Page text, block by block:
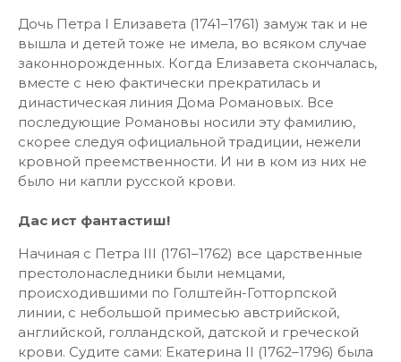
Дочь Петра I Елизавета (1741–1761) замуж так и не
вышла и детей тоже не имела, во всяком случае
законнорожденных. Когда Елизавета скончалась,
вместе с нею фактически прекратилась и
династическая линия Дома Романовых. Все
последующие Романовы носили эту фамилию,
скорее следуя официальной традиции, нежели
кровной преемственности. И ни в ком из них не
было ни капли русской крови.
Дас ист фантастиш!
Начиная с Петра III (1761–1762) все царственные
престолонаследники были немцами,
происходившими по Голштейн-Готторпской
линии, с небольшой примесью австрийской,
английской, голландской, датской и греческой
крови. Судите сами: Екатерина II (1762–1796) была